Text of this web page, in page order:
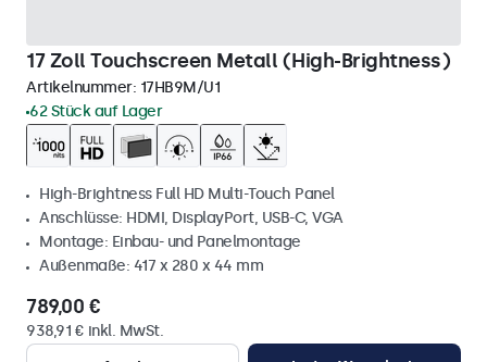
17 Zoll Touchscreen Metall (High-Brightness)
Artikelnummer: 17HB9M/U1
62 Stück auf Lager
High-Brightness Full HD Multi-Touch Panel
Anschlüsse: HDMI, DisplayPort, USB-C, VGA
Montage: Einbau- und Panelmontage
Außenmaße: 417 x 280 x 44 mm
789,00 €
938,91 € inkl. MwSt.